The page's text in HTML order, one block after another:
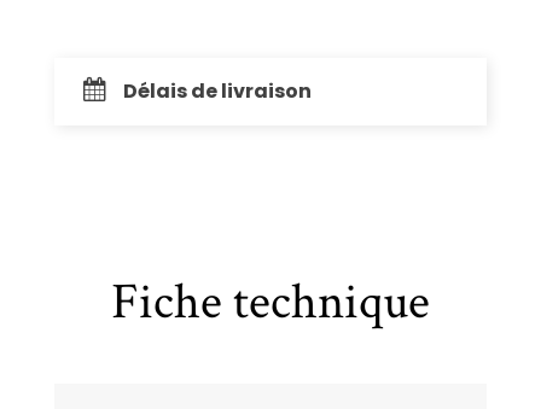
Délais de livraison
Fiche technique